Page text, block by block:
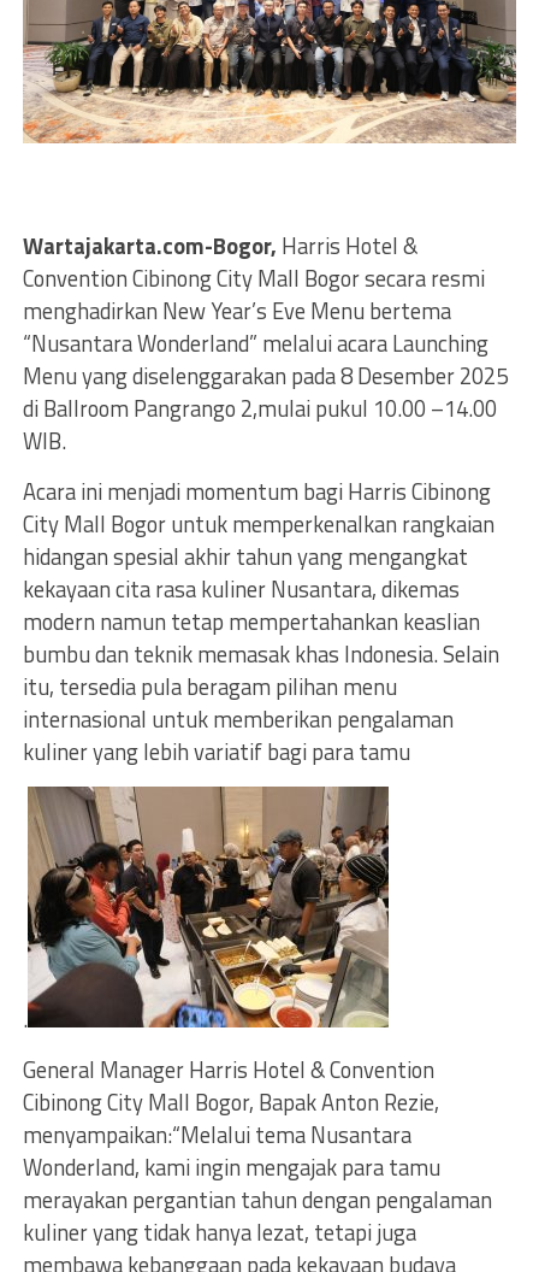
Wartajakarta.com-Bogor, Harris Hotel &
Convention Cibinong City Mall Bogor secara resmi
menghadirkan New Year’s Eve Menu bertema
“Nusantara Wonderland” melalui acara Launching
Menu yang diselenggarakan pada 8 Desember 2025
di Ballroom Pangrango 2,mulai pukul 10.00 –14.00
WIB.
Acara ini menjadi momentum bagi Harris Cibinong
City Mall Bogor untuk memperkenalkan rangkaian
hidangan spesial akhir tahun yang mengangkat
kekayaan cita rasa kuliner Nusantara, dikemas
modern namun tetap mempertahankan keaslian
bumbu dan teknik memasak khas Indonesia. Selain
itu, tersedia pula beragam pilihan menu
internasional untuk memberikan pengalaman
kuliner yang lebih variatif bagi para tamu
.
General Manager Harris Hotel & Convention
Cibinong City Mall Bogor, Bapak Anton Rezie,
menyampaikan:“Melalui tema Nusantara
Wonderland, kami ingin mengajak para tamu
merayakan pergantian tahun dengan pengalaman
kuliner yang tidak hanya lezat, tetapi juga
membawa kebanggaan pada kekayaan budaya